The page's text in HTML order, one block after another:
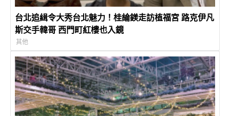
台北追緝令大秀台北魅力！桂綸鎂走訪植福宮 路克伊凡
斯交手韓哥 西門町紅樓也入鏡
其他